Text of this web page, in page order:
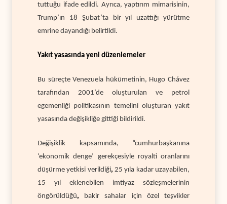
tuttuğu ifade edildi. Ayrıca, yaptırım mimarisinin,
Trump’ın 18 Şubat’ta bir yıl uzattığı yürütme
emrine dayandığı belirtildi.
Yakıt yasasında yeni düzenlemeler
Bu süreçte Venezuela hükümetinin, Hugo Chávez
tarafından 2001’de oluşturulan ve petrol
egemenliği politikasının temelini oluşturan yakıt
yasasında değişikliğe gittiği bildirildi.
Değişiklik kapsamında, “cumhurbaşkanına
‘ekonomik denge’ gerekçesiyle royalti oranlarını
düşürme yetkisi verildiği,25 yıla kadar uzayabilen,
15 yıl eklenebilen imtiyaz sözleşmelerinin
öngörüldüğü,
bakir sahalar için özel teşvikler